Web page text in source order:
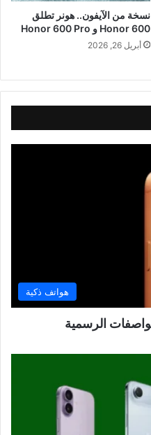
نسخة من الآيفون.. هونر تطلق
Honor 600 و Honor 600 Pro
أبريل 26, 2026
هواتف ذكية